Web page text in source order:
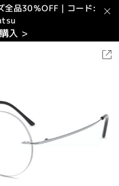
全品30％OFF｜コード:
入 >